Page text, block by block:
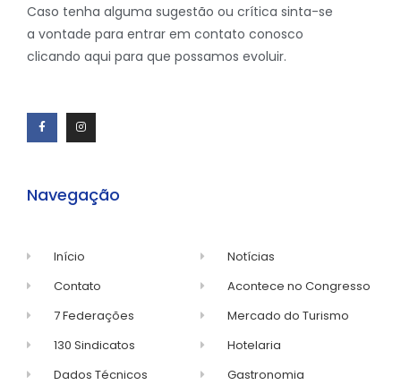
Caso tenha alguma sugestão ou crítica sinta-se
a vontade para entrar em contato conosco
clicando aqui para que possamos evoluir.
Navegação
Início
Contato
7 Federações
130 Sindicatos
Dados Técnicos
Notícias
Acontece no Congresso
Mercado do Turismo
Hotelaria
Gastronomia